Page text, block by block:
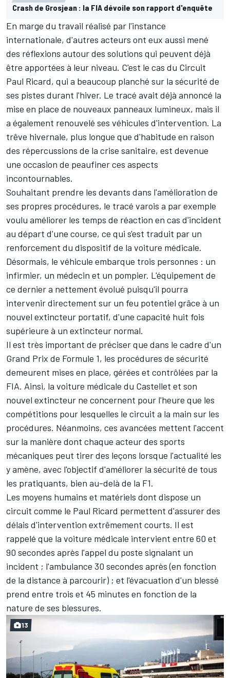
Crash de Grosjean : la FIA dévoile son rapport d'enquête
En marge du travail réalisé par l'instance
internationale, d'autres acteurs ont eux aussi mené
des réflexions autour des solutions qui peuvent déjà
être apportées à leur niveau. C'est le cas du Circuit
Paul Ricard, qui a beaucoup planché sur la sécurité de
ses pistes durant l'hiver. Le tracé avait déjà annoncé la
mise en place de nouveaux panneaux lumineux, mais il
a également renouvelé ses véhicules d'intervention. La
trêve hivernale, plus longue que d'habitude en raison
des répercussions de la crise sanitaire, est devenue
une occasion de peaufiner ces aspects
incontournables.
Souhaitant prendre les devants dans l'amélioration de
ses propres procédures, le tracé varois a par exemple
voulu améliorer les temps de réaction en cas d'incident
au départ d'une course, ce qui s'est traduit par un
renforcement du dispositif de la voiture médicale.
Désormais, le véhicule embarque trois personnes : un
infirmier, un médecin et un pompier. L'équipement de
ce dernier a nettement évolué puisqu'il pourra
intervenir directement sur un feu potentiel grâce à un
nouvel extincteur portatif, d'une capacité huit fois
supérieure à un extincteur normal.
Il est très important de préciser que dans le cadre d'un
Grand Prix de Formule 1, les procédures de sécurité
demeurent mises en place, gérées et contrôlées par la
FIA. Ainsi, la voiture médicale du Castellet et son
nouvel extincteur ne concernent pour l'heure que les
compétitions pour lesquelles le circuit a la main sur les
procédures. Néanmoins, ces avancées mettent l'accent
sur la manière dont chaque acteur des sports
mécaniques peut tirer des leçons lorsque l'actualité les
y amène, avec l'objectif d'améliorer la sécurité de tous
les pratiquants, bien au-delà de la F1.
Les moyens humains et matériels dont dispose un
circuit comme le Paul Ricard permettent d'assurer des
délais d'intervention extrêmement courts. Il est
rappelé que la voiture médicale intervient entre 60 et
90 secondes après l'appel du poste signalant un
incident ; l'ambulance 30 secondes après (en fonction
de la distance à parcourir) ; et l'évacuation d'un blessé
prend entre trois et 45 minutes en fonction de la
nature de ses blessures.
13